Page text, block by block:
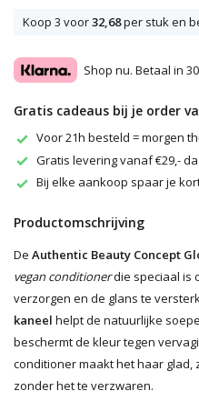
Koop 3 voor32,68per stuk en
Shop nu. Betaal in
Gratis cadeaus bij je order
Voor 21h besteld = morgen
Gratis levering vanaf €29,-
Bij elke aankoop spaar je
Productomschrijving
De Authentic Beauty Concept
vegan conditionerdie speciaal is
verzorgen en de glans te
kaneel helpt de natuurlijke
beschermt de kleur tegen
conditioner maakt het haar glad,
zonder het te verzwaren.